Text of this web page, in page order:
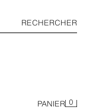
RECHERCHER
PANIER 0